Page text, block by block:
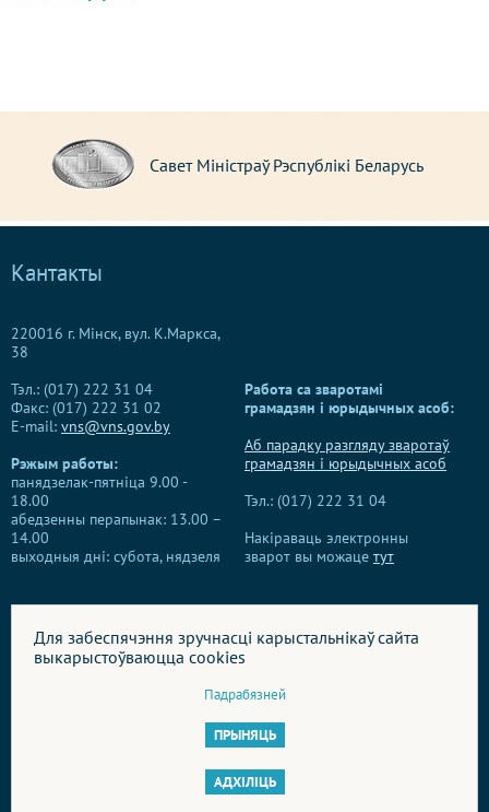
Савет Міністраў Рэспублікі Беларусь
Для забеспячэння зручнасці карыстальнікаў сайта
выкарыстоўваюцца cookies
Падрабязней
ПРЫНЯЦЬ
АДХІЛІЦЬ
Кантакты
220016 г. Мінск, вул. К.Маркса,
38
Тэл.: (017) 222 31 04
Факс: (017) 222 31 02
E-mail: vns@vns.gov.by
Рэжым работы:
панядзелак-пятніца 9.00 -
18.00
абедзенны перапынак: 13.00 –
14.00
выходныя дні: субота, нядзеля
Работа са зваротамі
грамадзян і юрыдычных асоб:
Аб парадку разгляду зваротаў
грамадзян і юрыдычных асоб
Тэл.: (017) 222 31 04
Накіраваць электронны
зварот вы можаце тут
Пры выкарыстанні матэрыялаў спасылка на сайт Усебеларускага
народнага сходу АБАВЯЗКОВА!
© Усебеларускі народны сход, 2026
Распрацоўка, інфармацыйнае і тэхнічнае забеспячэнне